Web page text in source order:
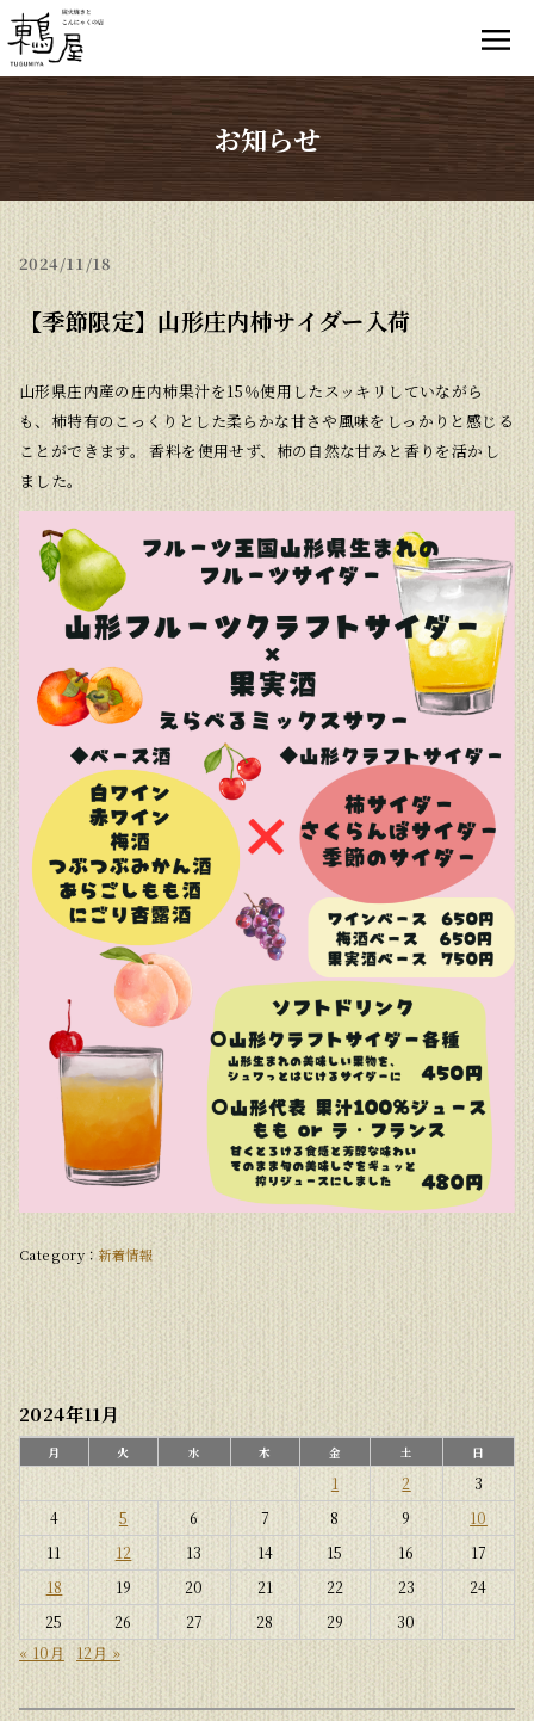
お知らせ
2024 11/18
【季節限定】山形庄内柿サイダー入荷
山形県庄内産の庄内柿果汁を15％使用したスッキリしていながら
も、柿特有のこっくりとした柔らかな甘さや風味をしっかりと感じる
ことができます。 香料を使用せず、柿の自然な甘みと香りを活かし
ました。
新着情報
2024年11月
月 火 水 木 金 土 日
1 2
3
4
5 6 7 8 9
10
11
12 13 14 15 16
17
18
19 20 21 22 23
24
25
26 27 28 29
30
« 10月
12月 »